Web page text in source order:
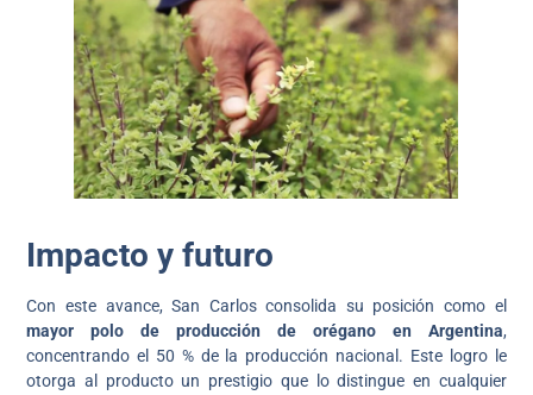
Impacto y futuro
Con este avance, San Carlos consolida su posición como el
mayor polo de producción de orégano en Argentina,
concentrando el 50 % de la producción nacional. Este logro le
otorga al producto un prestigio que lo distingue en cualquier